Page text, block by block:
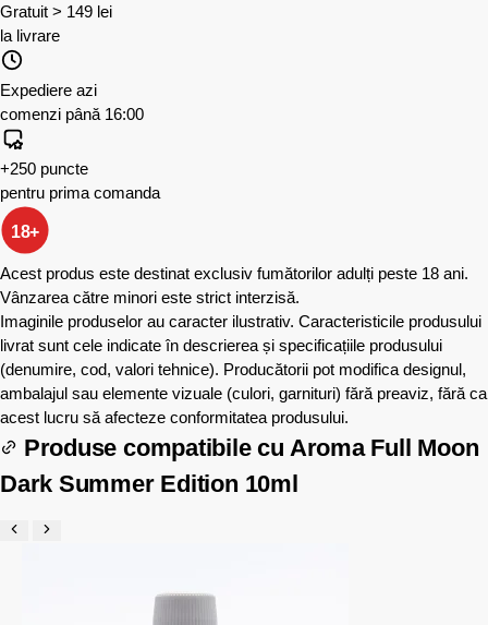
Gratuit > 149 lei
la livrare
Expediere azi
comenzi până 16:00
+250 puncte
pentru prima comanda
18+
Acest produs este destinat exclusiv fumătorilor adulți peste 18 ani.
Vânzarea către minori este strict interzisă.
Imaginile produselor au caracter ilustrativ. Caracteristicile produsului
livrat sunt cele indicate în descrierea și specificațiile produsului
(denumire, cod, valori tehnice). Producătorii pot modifica designul,
ambalajul sau elemente vizuale (culori, garnituri) fără preaviz, fără ca
acest lucru să afecteze conformitatea produsului.
Produse compatibile cu Aroma Full Moon
Dark Summer Edition 10ml